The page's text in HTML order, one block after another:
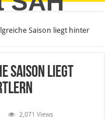
Saison liegt hinter
Saison liegt
2,071 Views